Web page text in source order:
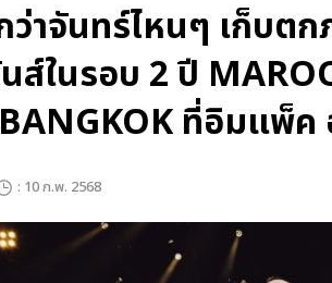
าจันทร์ไหนๆ เก็บต
ส์ในรอบ 2 ปี
ที่อิมแพ็ค
: 10 ก.พ. 2568